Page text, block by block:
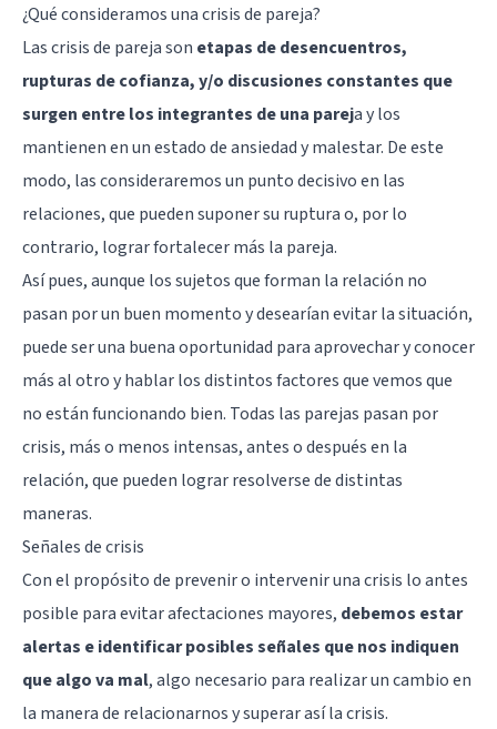
¿Qué consideramos una crisis de pareja?
Las crisis de pareja son etapas de desencuentros,
rupturas de cofianza, y/o discusiones constantes que
surgen entre los integrantes de una pareja y los
mantienen en un estado deansiedady malestar. De este
modo, las consideraremos un punto decisivo en las
relaciones, que pueden suponer su ruptura o, por lo
contrario, lograr fortalecer más la pareja.
Así pues, aunque los sujetos que forman la relación no
pasan por un buen momento y desearían evitar la situación,
puede ser una buena oportunidad para aprovechar y conocer
más al otro y hablar los distintos factores que vemos que
no están funcionando bien. Todas las parejas pasan por
crisis, más o menos intensas, antes o después en la
relación, que pueden lograr resolverse de distintas
maneras.
Señales de crisis
Con el propósito de prevenir o intervenir una crisis lo antes
posible para evitar afectaciones mayores, debemos estar
alertas e identificar posibles señales que nos indiquen
que algo va mal, algo necesario para realizar un cambio en
la manera de relacionarnos y superar así la crisis.